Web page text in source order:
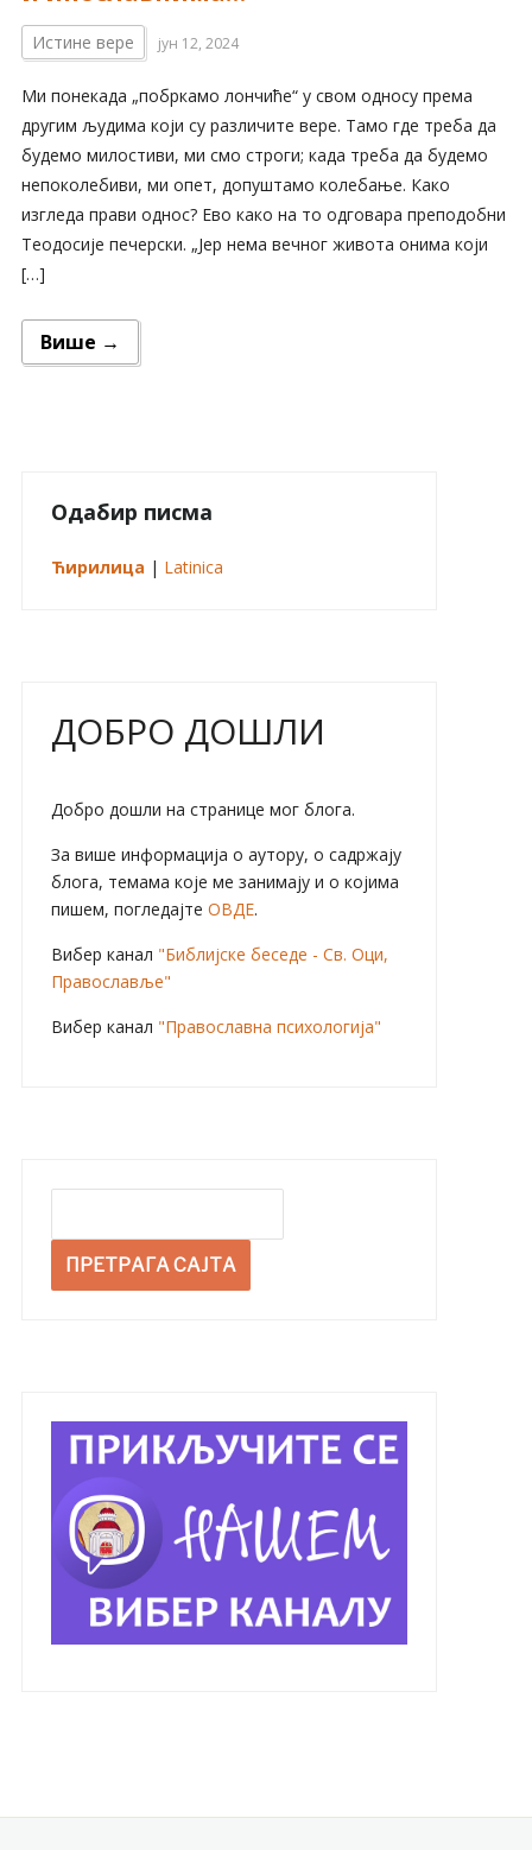
Истине вере јун 12, 2024
Ми понекада „побркамо лончиће“ у свом односу према
другим људима који су различите вере. Тамо где треба да
будемо милостиви, ми смо строги; када треба да будемо
непоколебиви, ми опет, допуштамо колебање. Како
изгледа прави однос? Ево како на то одговара преподобни
Теодосије печерски. „Јер нема вечног живота онима који
[…]
Више →
Одабир писма
Ћирилица | Latinica
ДОБРО ДОШЛИ
Добро дошли на странице мог блога.
За више информација о аутору, о садржају
блога, темама које ме занимају и о којима
пишем, погледајте ОВДЕ.
Вибер канал "Библијске беседе - Св. Оци,
Православље"
Вибер канал "Православна психологија"